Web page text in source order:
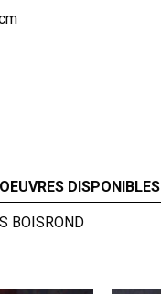
DISPONIBLES
BOISROND